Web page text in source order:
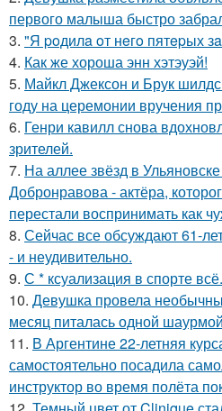
первого малыша быстро
3. "Я poдилa oт нeгo пятepых
4. Как же хороша энн хэтэуэй!
5. Майкл Джексон и Брук
году на церемонии вручения
6. Генри кавилл снова
зрителей.
7. На аллее звёзд в
Добронравова - актёра,
перестали воспринимать как
8. Сейчас все обсуждают 61-
- и неудивительно.
9. С * ксуализация в спорте всё.
10. Девушка провела
месяц питалась одной
11. В Аргентине 22-летняя
самостоятельно посадила
инструктор во время полёта